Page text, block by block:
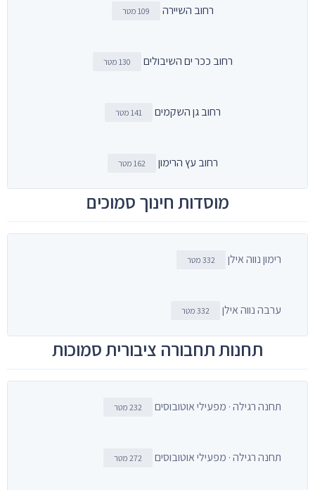
רחוב השיירה 109 מטר
רחוב ככר ים השיבולים 130 מטר
רחוב גן השקמים 141 מטר
רחוב עץ הרימון 162 מטר
מוסדות חינוך סמוכים
רימון נווה אילן 332 מטר
ערבה נווה אילן 332 מטר
תחנות תחבורה ציבורית סמוכות
תחנה רגילה · מפעילי אוטובוסים 232 מטר
תחנה רגילה · מפעילי אוטובוסים 272 מטר